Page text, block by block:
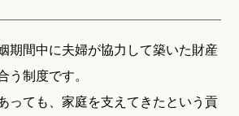
期間中に夫婦が協力して築いた財産
う制度です。
っても、家庭を支えてきたという貢